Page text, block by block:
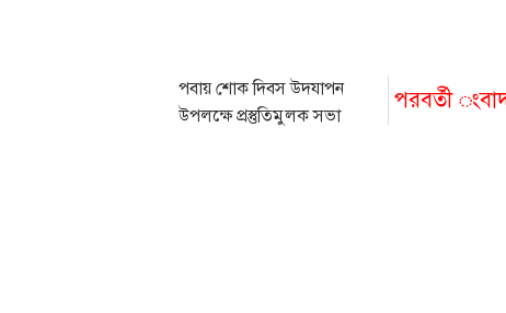
পরবর্তী
পবায় শোক দিবস উদযাপন
উপলক্ষে প্রস্তুতিমুলক সভা